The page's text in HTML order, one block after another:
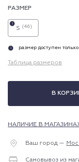
РАЗМЕР
S (46)
i
i размер доступен
Таблица размеров
В
НАЛИЧИЕ В
Ваш город —
Самовывоз из